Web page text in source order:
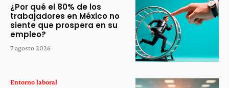
¿Por qué el 80% de los
trabajadores en México no
siente que prospera en su
empleo?
7 agosto 2026
Entorno laboral